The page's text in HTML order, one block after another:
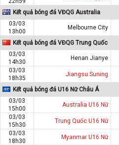
Kết quả bóng đá VĐQG Australia
03/03
13h00
Melbourne City
Kết quả bóng đá VĐQG Trung Quốc
03/03
14h30
Henan Jianye
03/03
18h35
Jiangsu Suning
Kết quả bóng đá U16 Nữ Châu Á
03/03
15h00
Australia U16 Nữ
03/03
15h30
Trung Quốc U16 Nữ
03/03
18h30
Myanmar U16 Nữ